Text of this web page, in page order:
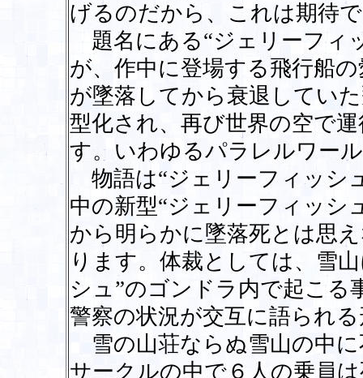
げるのだから、これは期待
題名にある“ジェリーフィ
が、作中に登場する飛行船
が墜落してから衰退してい
型化され、再び世界の空で
す。いわゆるパラレルワー
物語は“ジェリーフィッシ
中の新型“ジェリーフィッシ
から明らかに墜落死とは思
ります。体裁としては、雪
シュ”のゴンドラ内で起こる
警察の状況が交互に語られ
雪の山荘ならぬ雪山の中
サークルの中で６人の乗員